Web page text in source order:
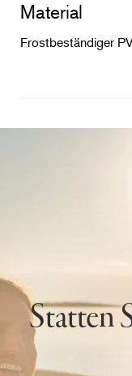
Material
Frostbeständiger
Statten